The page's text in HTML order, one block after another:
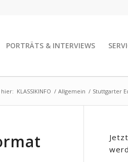
PORTRÄTS & INTERVIEWS
hier: KLASSIKINFO / Allgemein / Stuttgarter